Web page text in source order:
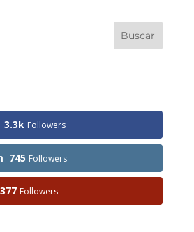
3.3k Followers
745 Followers
377 Followers